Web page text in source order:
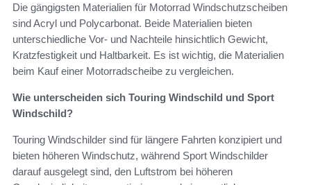
Die gängigsten Materialien für Motorrad Windschutzscheiben
sind Acryl und Polycarbonat. Beide Materialien bieten
unterschiedliche Vor- und Nachteile hinsichtlich Gewicht,
Kratzfestigkeit und Haltbarkeit. Es ist wichtig, die Materialien
beim Kauf einer Motorradscheibe zu vergleichen.
Wie unterscheiden sich Touring Windschild und Sport
Windschild?
Touring Windschilder sind für längere Fahrten konzipiert und
bieten höheren Windschutz, während Sport Windschilder
darauf ausgelegt sind, den Luftstrom bei höheren